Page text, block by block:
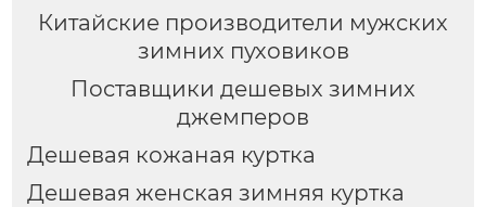
Китайские производители мужских
зимних пуховиков
Поставщики дешевых зимних
джемперов
Дешевая кожаная куртка
Дешевая женская зимняя куртка